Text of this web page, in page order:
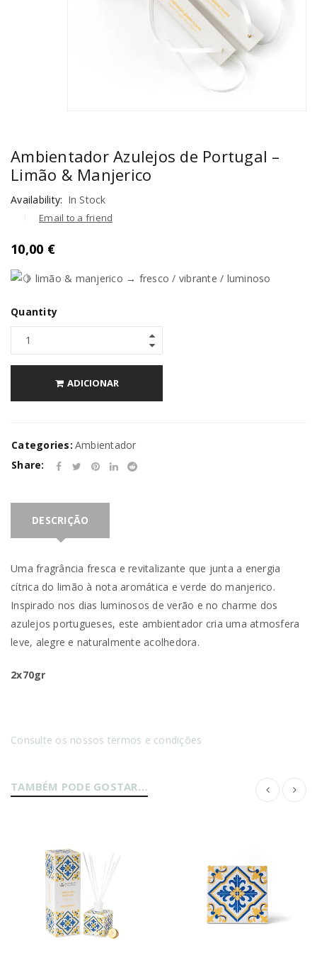
Ambientador Azulejos de Portugal –
Limão & Manjerico
Availability: In Stock
Email to a friend
10,00 €
limão & manjerico → fresco / vibrante / luminoso
Quantity
ADICIONAR
Categories: Ambientador
Share:
DESCRIÇÃO
Uma fragrância fresca e revitalizante que junta a energia
cítrica do limão à nota aromática e verde do manjerico.
Inspirado nos dias luminosos de verão e no charme dos
azulejos portugueses, este ambientador cria uma atmosfera
leve, alegre e naturalmente acolhedora.
2x70gr
Consulte os nossos termos e condições
TAMBÉM PODE GOSTAR…